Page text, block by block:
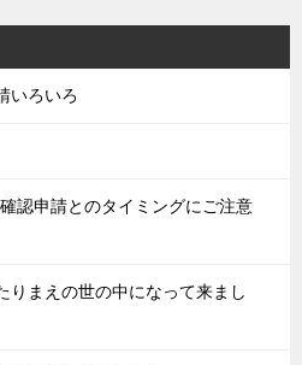
いろいろ
認申請とのタイミングにご注意
りまえの世の中になって来まし